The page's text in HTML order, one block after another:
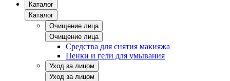
Каталог
Каталог
Очищение лица
Очищение лица
Средства для снятия макияжа
Пенки и гели для умывания
Уход за лицом
Уход за лицом